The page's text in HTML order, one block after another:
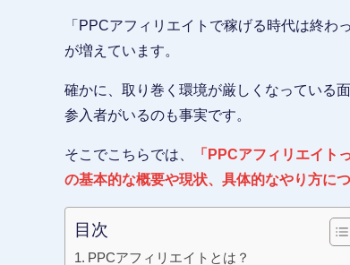
「PPCアフィリエイトで稼げる時代は終
が増えています。
確かに、取り巻く環境が厳しくなっている
参入者がいるのも事実です。
そこでこちらでは、 「PPCアフィリエイト
の基本的な概要や現状、具体的なやり方に
目次
PPCアフィリエイトとは？